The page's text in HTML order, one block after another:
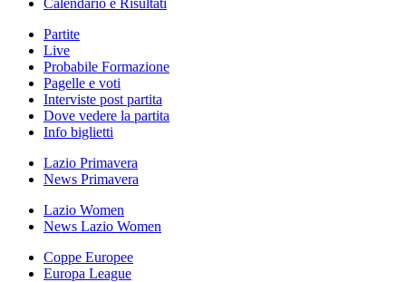
Calendario e Risultati
Partite
Live
Probabile Formazione
Pagelle e voti
Interviste post partita
Dove vedere la partita
Info biglietti
Lazio Primavera
News Primavera
Lazio Women
News Lazio Women
Coppe Europee
Europa League